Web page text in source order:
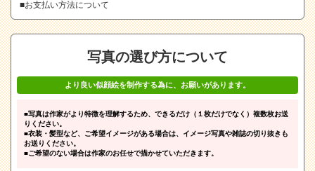
■お支払い方法について
写真の選び方について
より良い似顔絵を制作する為に、お願いがあります。
■写真は作家がより特徴を理解するため、できるだけ（１枚だけでなく）複数枚お送
りください。
■衣装・髪型など、ご希望イメージがある場合は、イメージ写真や雑誌の切り抜きも
お送りください。
■ご希望のない場合は作家のお任せで描かせていただきます。